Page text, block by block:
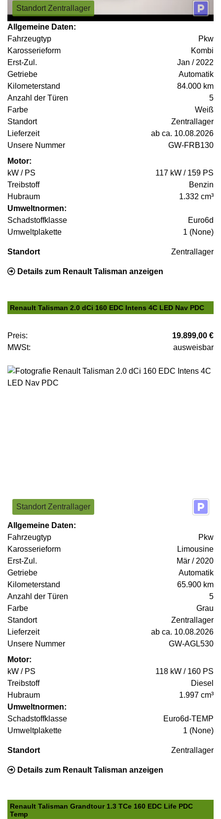
Standort Zentrallager
Allgemeine Daten:
Fahrzeugtyp
Pkw
Karosserieform
Kombi
Erst-Zul.
Jan / 2022
Getriebe
Automatik
Kilometerstand
84.000 km
Anzahl der Türen
5
Farbe
Weiß
Standort
Zentrallager
Lieferzeit
ab ca. 10.08.2026
Unsere Nummer
GW-FRB130
Motor:
kW / PS
117 kW / 159 PS
Treibstoff
Benzin
Hubraum
1.332 cm³
Umweltnormen:
Schadstoffklasse
Euro6d
Umweltplakette
1 (None)
Standort Zentrallager
Details zum Renault Talisman anzeigen
Renault Talisman 2.0 dCi 160 EDC Intens 4C LED Nav PDC
Preis:
19.899,00 €
MWSt:
ausweisbar
Standort Zentrallager
Allgemeine Daten:
Fahrzeugtyp
Pkw
Karosserieform
Limousine
Erst-Zul.
Mär / 2020
Getriebe
Automatik
Kilometerstand
65.900 km
Anzahl der Türen
5
Farbe
Grau
Standort
Zentrallager
Lieferzeit
ab ca. 10.08.2026
Unsere Nummer
GW-AGL530
Motor:
kW / PS
118 kW / 160 PS
Treibstoff
Diesel
Hubraum
1.997 cm³
Umweltnormen:
Schadstoffklasse
Euro6d-TEMP
Umweltplakette
1 (None)
Standort Zentrallager
Details zum Renault Talisman anzeigen
Renault Talisman Grandtour 1.3 TCe 160 EDC Life PDC
Temp